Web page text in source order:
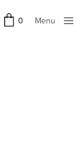
0
Menu